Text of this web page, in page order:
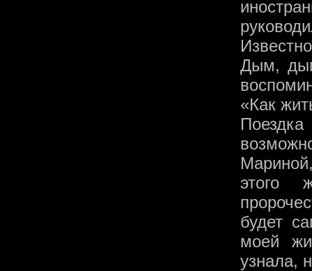
Дым,
«Как
этого
будет
моей
узнала,